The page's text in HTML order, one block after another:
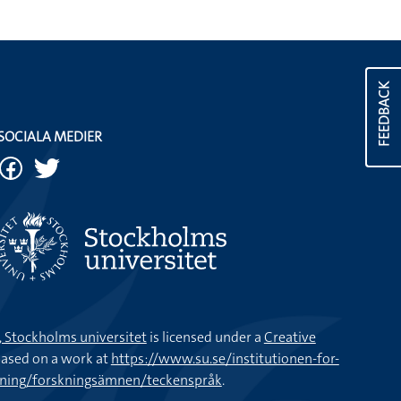
FEEDBACK
MEDIER
universitetis licensed under aCreative
on a work athttps://www.su.se/institutionen-for-
forskningsämnen/teckenspråk.